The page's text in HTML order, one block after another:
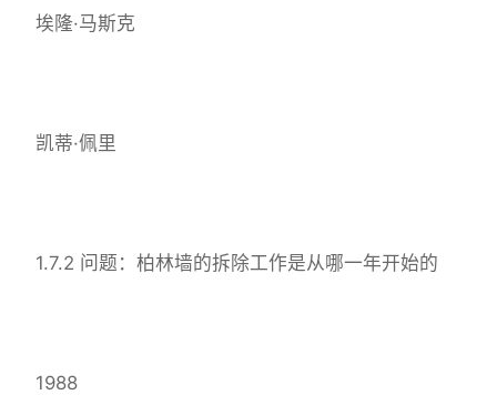
埃隆·马斯克
凯蒂·佩里
1.7.2 问题：柏林墙的拆除工作是从哪一年开始的
1988